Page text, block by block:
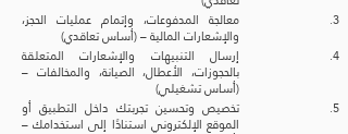
معالجة المدفوعات، وإتمام عمليات الحجز،
والإشعارات المالية – (أساس تعاقدي)
إرسال التنبيهات والإشعارات المتعلقة
بالحجوزات، الأعطال، الصيانة، والمخالفات –
(أساس تشغيلي)
تخصيص وتحسين تجربتك داخل التطبيق أو
الموقع الإلكتروني استنادًا إلى استخدامك –